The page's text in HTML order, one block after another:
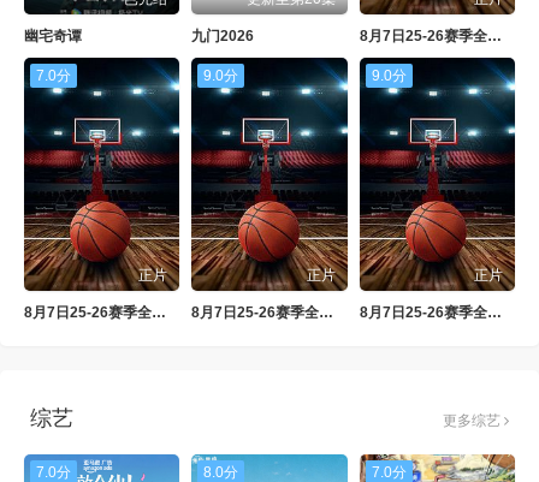
幽宅奇谭 九门2026 8月7日25-26赛季全国青年篮球联赛 深圳新世纪88VS59四川锦城
7.0分
正片
8月7日25-26赛季全国青年篮球联赛 青岛国信海天86VS59天津荣钢
9.0分
正片
8月7日25-26赛季全国青年篮球联赛 广东宏远84VS82北京首钢
9.0分
正片
8月7日25-26赛季全国青年篮球联赛 山东山高83VS78辽宁沈阳三生
综艺 更多综艺
7.0分 8.0分 7.0分